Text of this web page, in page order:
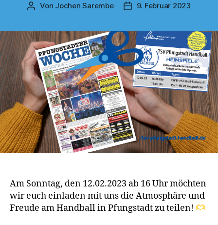
Beitragsautor
Von Jochen Sarembe Veröffentlichungsdatum
9. Februar 2023
Am Sonntag, den 12.02.2023 ab 16 Uhr möchten
wir euch einladen mit uns die Atmosphäre und
Freude am Handball in Pfungstadt zu teilen!